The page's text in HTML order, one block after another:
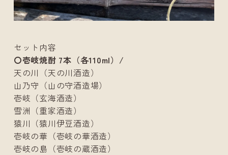
セット内容
〇壱岐焼酎 7本（各110ml）/
天の川（天の川酒造）
山乃守（山の守酒造場）
壱岐（玄海酒造）
雪洲（重家酒造）
猿川（猿川伊豆酒造）
壱岐の華（壱岐の華酒造）
壱岐の島（壱岐の蔵酒造）